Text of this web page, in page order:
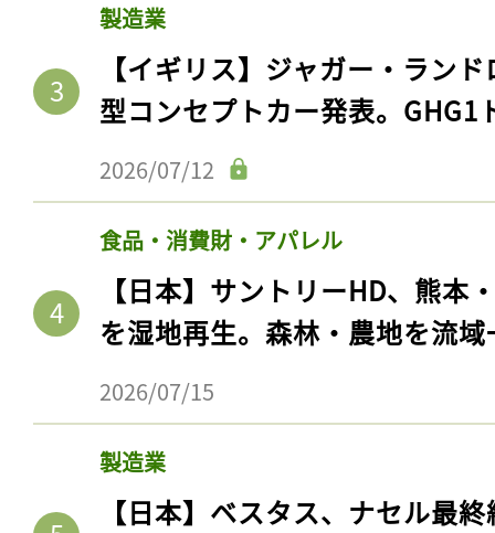
製造業
【イギリス】ジャガー・ラン
型コンセプトカー発表。GHG1
2026/07/12
食品・消費財・アパレル
【日本】サントリーHD、熊本
を湿地再生。森林・農地を流
2026/07/15
製造業
【日本】ベスタス、ナセル最